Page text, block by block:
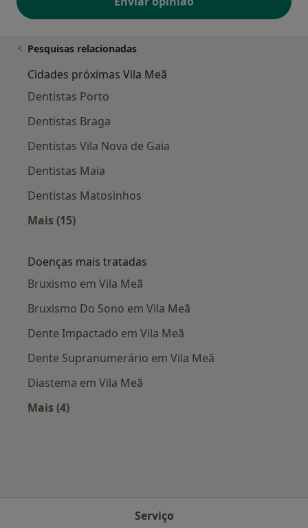
Pesquisas relacionadas
Cidades próximas Vila Meã
Dentistas Porto
Dentistas Braga
Dentistas Vila Nova de Gaia
Dentistas Maia
Dentistas Matosinhos
Mais (15)
Doenças mais tratadas
Bruxismo em Vila Meã
Bruxismo Do Sono em Vila Meã
Dente Impactado em Vila Meã
Dente Supranumerário em Vila Meã
Diastema em Vila Meã
Mais (4)
Serviço